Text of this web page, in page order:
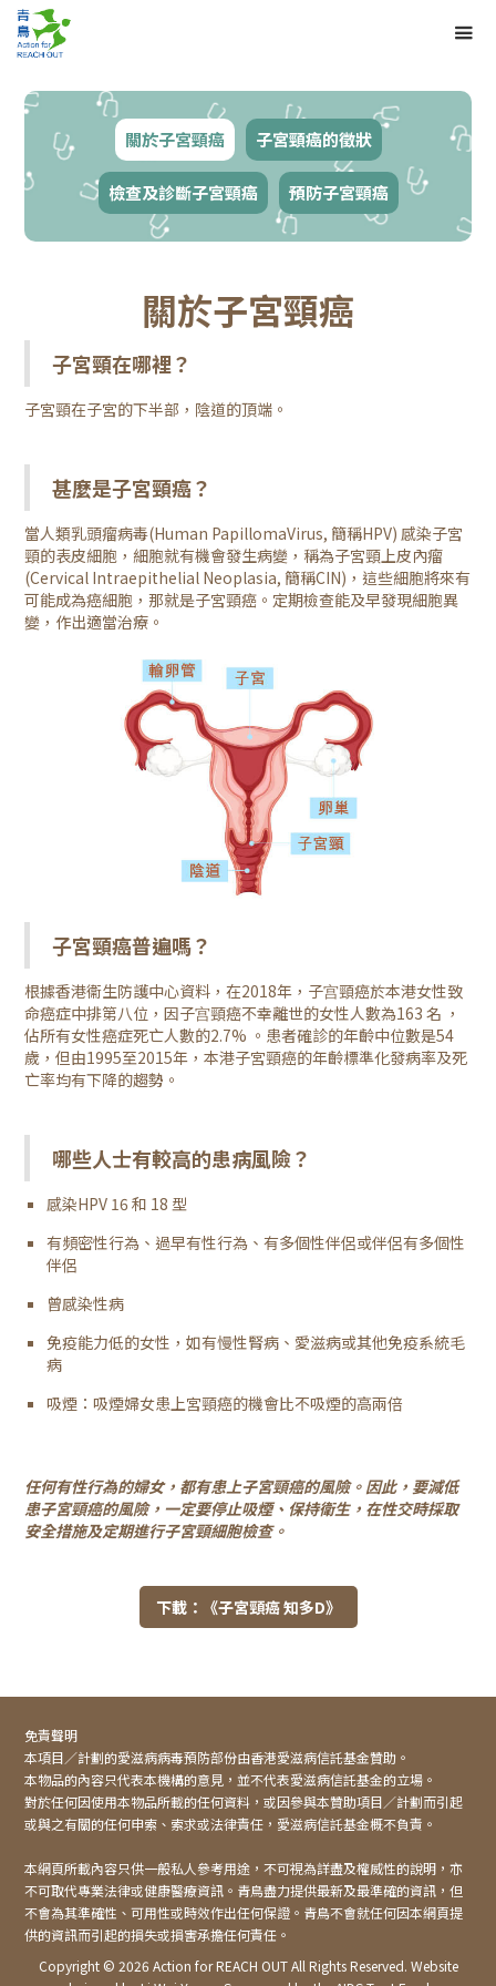
關於子宮頸癌 子宮頸癌的徵狀
檢查及診斷子宮頸癌 預防子宮頸癌
關於子宮頸癌
子宮頸在哪裡？
子宮頸在子宮的下半部，陰道的頂端。
甚麼是子宮頸癌？
當人類乳頭瘤病毒(Human PapillomaVirus, 簡稱HPV) 感染子宮
頸的表皮細胞，細胞就有機會發生病變，稱為子宮頸上皮內瘤
(Cervical Intraepithelial Neoplasia, 簡稱CIN)，這些細胞將來有
可能成為癌細胞，那就是子宮頸癌。定期檢查能及早發現細胞異
變，作出適當治療。
子宮頸癌普遍嗎？
根據香港衞生防護中心資料，在2018年，子宫頸癌於本港女性致
命癌症中排第八位，因子宫頸癌不幸離世的女性人數為163 名 ，
佔所有女性癌症死亡人數的2.7% 。患者確診的年齡中位數是54
歲，但由1995至2015年，本港子宮頸癌的年齡標準化發病率及死
亡率均有下降的趨勢。
哪些人士有較高的患病風險？
感染HPV 16 和 18 型
有頻密性行為、過早有性行為、有多個性伴侶或伴侶有多個性
伴侶
曾感染性病
免疫能力低的女性，如有慢性腎病、愛滋病或其他免疫系統毛
病
吸煙：吸煙婦女患上宮頸癌的機會比不吸煙的高兩倍
任何有性行為的婦女，都有患上子宮頸癌的風險。因此，要減低
患子宮頸癌的風險，一定要停止吸煙、保持衛生，在性交時採取
安全措施及定期進行子宮頸細胞檢查。
下載：《子宮頸癌 知多D》
免責聲明
本項目／計劃的愛滋病病毒預防部份由香港愛滋病信託基金贊助。
本物品的內容只代表本機構的意見，並不代表愛滋病信託基金的立場。
對於任何因使用本物品所載的任何資料，或因參與本贊助項目／計劃而引起
或與之有關的任何申索、索求或法律責任，愛滋病信託基金概不負責。
本網頁所載內容只供一般私人參考用途，不可視為詳盡及權威性的說明，亦
不可取代專業法律或健康醫療資訊。青鳥盡力提供最新及最準確的資訊，但
不會為其準確性、可用性或時效作出任何保證。青鳥不會就任何因本網頁提
供的資訊而引起的損失或損害承擔任何責任。
Copyright © 2026 Action for REACH OUT All Rights Reserved. Website